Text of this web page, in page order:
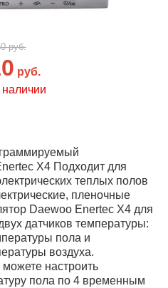
руб.
руб.
наличии
X4 Подходит для
теплых полов
пленочные
Daewoo Enertec X4 для
датчиков температуры:
пола и
воздуха.
настроить
пола по 4 временным